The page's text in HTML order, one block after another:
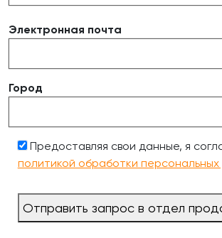
Электронная почта
Город
Предоставляя свои данные, я
политикой обработки
Отправить запрос в отдел